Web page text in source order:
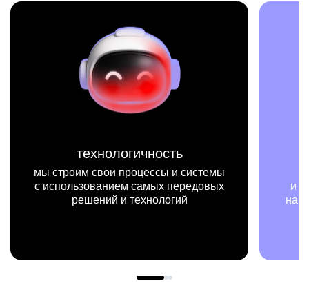
технологичность
мы строим свои процессы и системы
с использованием самых передовых
решений и технологий
и